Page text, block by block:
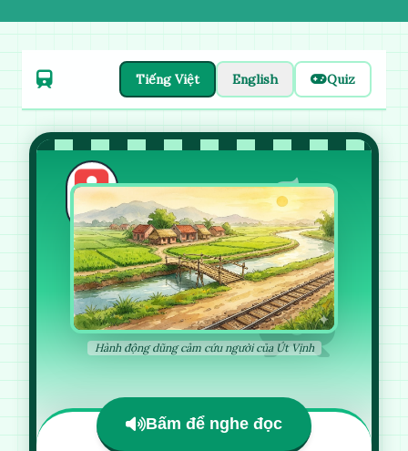
Tiếng Việt English Quiz
Hành động dũng cảm cứu người của Út Vịnh
Bấm để nghe đọc